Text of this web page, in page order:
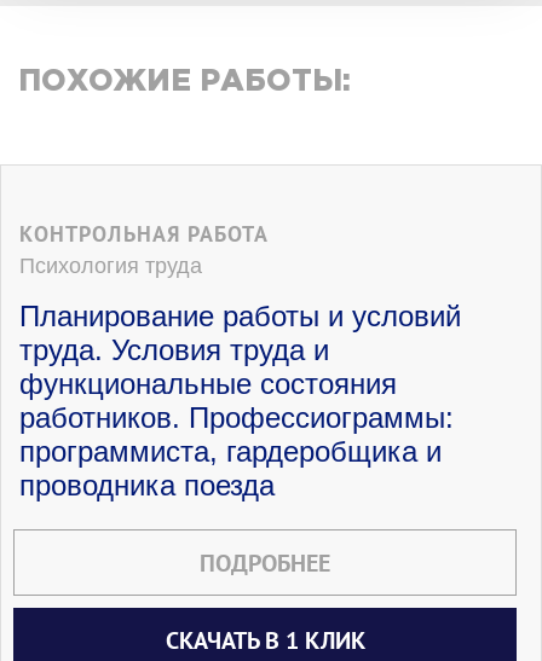
ПОХОЖИЕ РАБОТЫ:
КОНТРОЛЬНАЯ РАБОТА
Психология труда
Планирование работы и условий
труда. Условия труда и
функциональные состояния
работников. Профессиограммы:
программиста, гардеробщика и
проводника поезда
ПОДРОБНЕЕ
СКАЧАТЬ В 1 КЛИК